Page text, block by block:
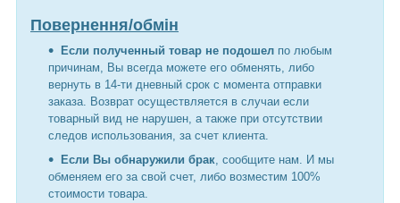
Повернення/обмін
Если полученный товар не подошел по любым
причинам, Вы всегда можете его обменять, либо
вернуть в 14-ти дневный срок с момента отправки
заказа. Возврат осуществляется в случаи если
товарный вид не нарушен, а также при отсутствии
следов использования, за счет клиента.
Если Вы обнаружили брак , сообщите нам. И мы
обменяем его за свой счет, либо возместим 100%
стоимости товара.